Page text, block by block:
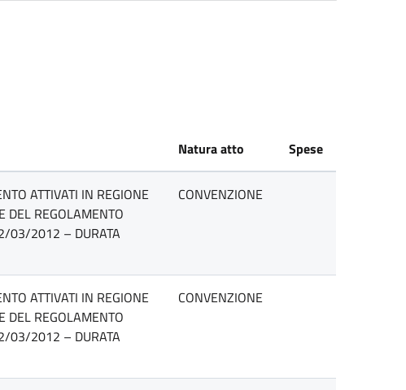
Natura atto Spese
ATTIVATI IN REGIONE
DEL REGOLAMENTO
03/2012 – DURATA
CONVENZIONE
ATTIVATI IN REGIONE
DEL REGOLAMENTO
03/2012 – DURATA
CONVENZIONE